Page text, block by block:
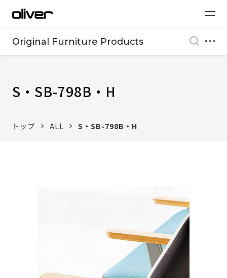
Original Furniture Products
S・SB-798B・H
トップ ALL S・SB-798B・H